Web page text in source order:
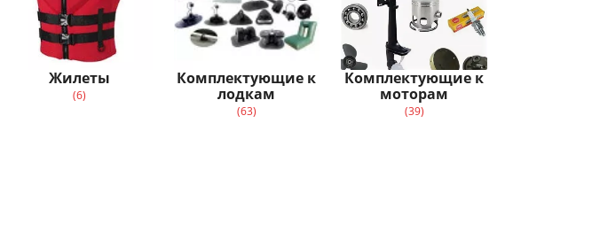
Жилеты
(6)
Комплектующие к
лодкам
(63)
Комплектующие к
моторам
(39)